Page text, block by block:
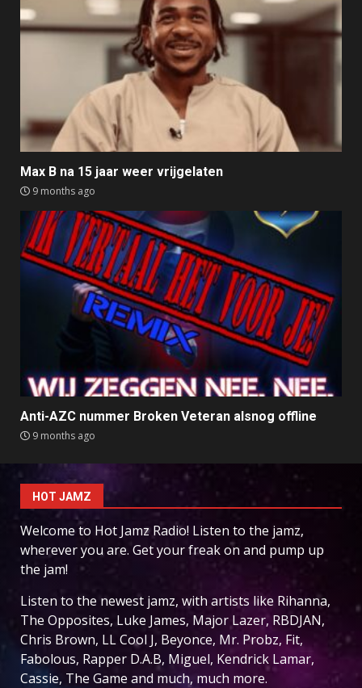
Max B na 15 jaar weer vrijgelaten
9 months ago
Anti-AZC nummer Broken Veteran alsnog offline
9 months ago
HOT JAMZ
Welcome to Hot Jamz Radio! Listen to the jamz,
wherever you are. Get your freak on and pump up
the jam!
Listen to the newest jamz, with artists like Rihanna,
The Opposites, Luke James, Major Lazer, RBDJAN,
Chris Brown, LL Cool J, Beyonce, Mr. Probz, Fit,
Fabolous, Rapper D.A.B, Miguel, Kendrick Lamar,
Cassie, The Game and much, much more.